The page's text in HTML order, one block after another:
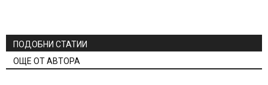
ПОДОБНИ СТАТИИ
ОЩЕ ОТ АВТОРА